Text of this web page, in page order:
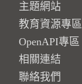
主題網站
教育資源專區
OpenAPI專區
相關連結
聯絡我們